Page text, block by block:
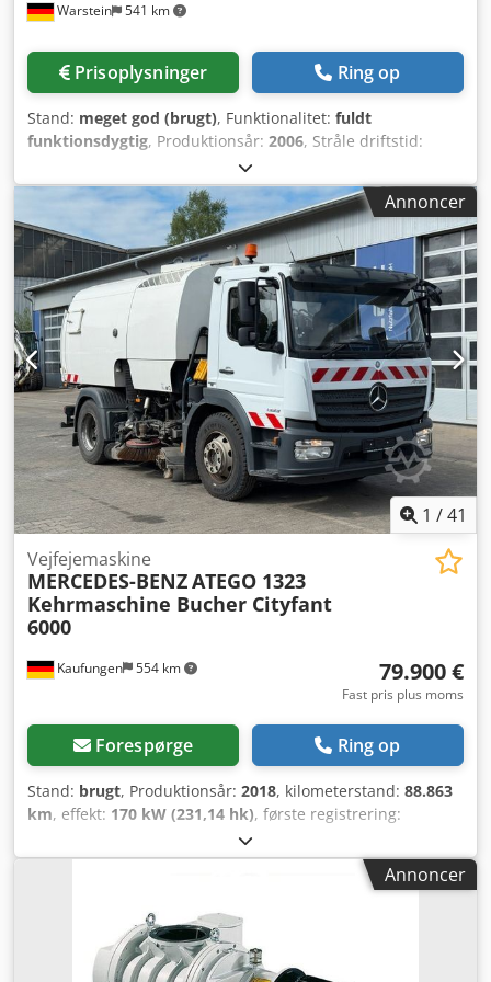
Warstein 541 km
Prisoplysninger Ring op
Stand: meget god (brugt), Funktionalitet: fuldt
funktionsdygtig, Produktionsår: 2006, Stråle driftstid:
12.577 timer Laser driftstid: 72.745 timer inkl. Sheetmaster
Dcjdpfsznir Aex Af Eek
Annoncer
1 /41
Kaufungen 554 km
Vejfejemaskine
MERCEDES-BENZATEGO 1323
Kehrmaschine Bucher Cityfant
6000
79.900 €
Fast pris plus moms
Forespørge Ring op
Stand: brugt, Produktionsår: 2018, kilometerstand: 88.863
km, effekt: 170 kW (231,14 hk), første registrering:
15.000 kg
farve:hvid, akslekonfiguration:2 aksler, næste syn (TÜV):
, emissionsklasse: Euro 6,
køretøjsnummer: G400141 Tilgængelig med det samme på
vores plads i Kaufungen Flere oplysninger under: * Golec
Nutzfahrzeuge GmbH (tysk, engelsk, bulgarsk, russisk) *
Annoncer